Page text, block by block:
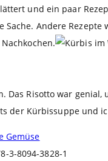
und ein paar
Andere
Das Risotto war
der Kürbissuppe und
Gemüse
3-8094-3828-1